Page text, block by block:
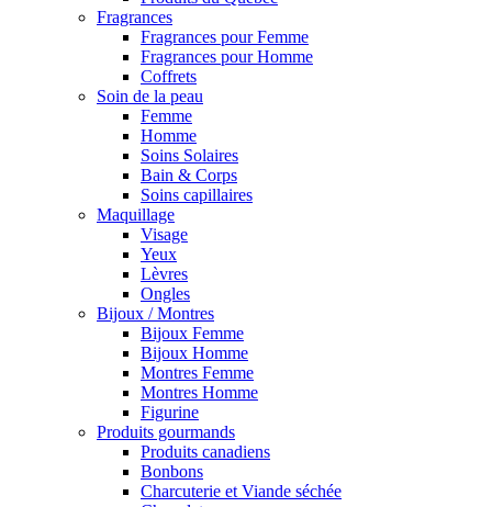
Fragrances
Fragrances pour Femme
Fragrances pour Homme
Coffrets
Soin de la peau
Femme
Homme
Soins Solaires
Bain & Corps
Soins capillaires
Maquillage
Visage
Yeux
Lèvres
Ongles
Bijoux / Montres
Bijoux Femme
Bijoux Homme
Montres Femme
Montres Homme
Figurine
Produits gourmands
Produits canadiens
Bonbons
Charcuterie et Viande séchée